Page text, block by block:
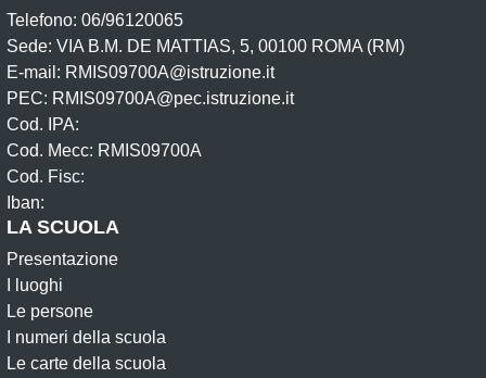
Telefono: 06/96120065
Sede: VIA B.M. DE MATTIAS, 5, 00100 ROMA (RM)
E-mail: RMIS09700A@istruzione.it
PEC: RMIS09700A@pec.istruzione.it
Cod. IPA:
Cod. Mecc: RMIS09700A
Cod. Fisc:
Iban:
LA SCUOLA
Presentazione
I luoghi
Le persone
I numeri della scuola
Le carte della scuola